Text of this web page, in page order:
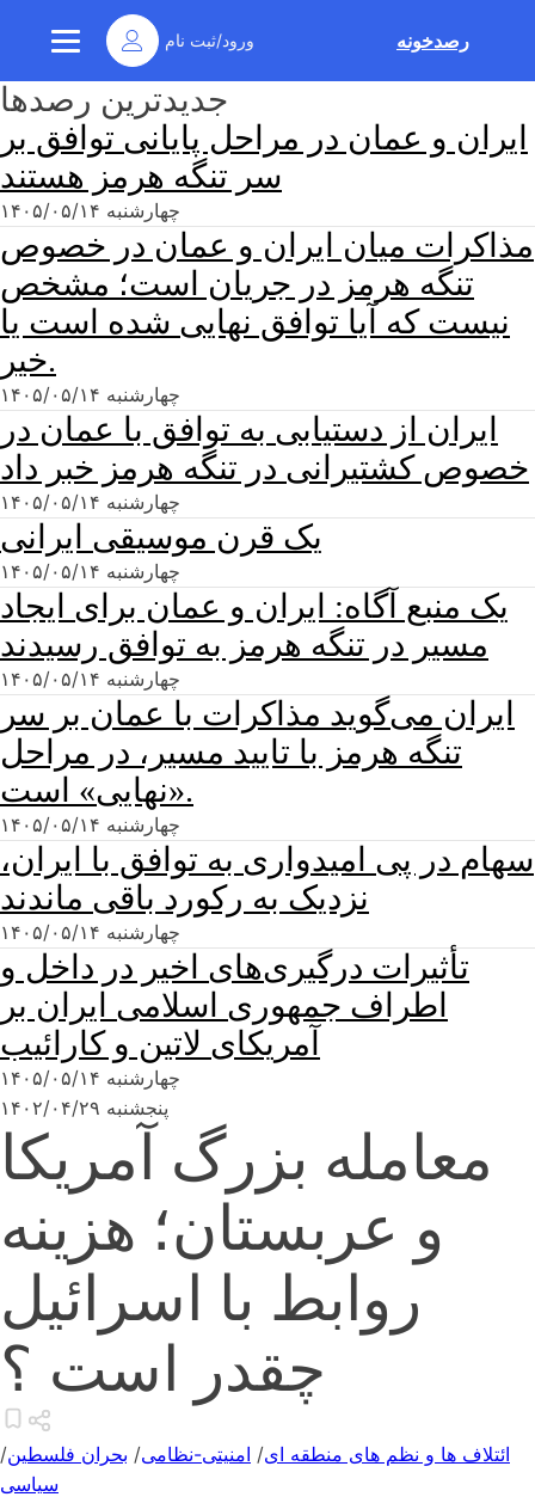
ورود/ثبت نام رصدخونه
جدیدترین رصدها
ایران و عمان در مراحل پایانی توافق بر
سر تنگه هرمز هستند
چهارشنبه ۱۴۰۵/۰۵/۱۴
مذاکرات میان ایران و عمان در خصوص
تنگه هرمز در جریان است؛ مشخص
نیست که آیا توافق نهایی شده است یا
خیر.
چهارشنبه ۱۴۰۵/۰۵/۱۴
ایران از دستیابی به توافق با عمان در
خصوص کشتیرانی در تنگه هرمز خبر داد
چهارشنبه ۱۴۰۵/۰۵/۱۴
یک قرن موسیقی ایرانی
چهارشنبه ۱۴۰۵/۰۵/۱۴
یک منبع آگاه: ایران و عمان برای ایجاد
مسیر در تنگه هرمز به توافق رسیدند
چهارشنبه ۱۴۰۵/۰۵/۱۴
ایران می‌گوید مذاکرات با عمان بر سر
تنگه هرمز با تایید مسیر، در مراحل
«نهایی» است.
چهارشنبه ۱۴۰۵/۰۵/۱۴
سهام در پی امیدواری به توافق با ایران،
نزدیک به رکورد باقی ماندند
چهارشنبه ۱۴۰۵/۰۵/۱۴
تأثیرات درگیری‌های اخیر در داخل و
اطراف جمهوری اسلامی ایران بر
آمریکای لاتین و کارائیب
چهارشنبه ۱۴۰۵/۰۵/۱۴
پنجشنبه ۱۴۰۲/۰۴/۲۹
معامله بزرگ آمریکا
و عربستان؛ هزینه
روابط با اسرائیل
چقدر است ؟
ائتلاف ها و نظم های منطقه ای/ امنیتی-نظامی/ بحران فلسطین/
سیاسی